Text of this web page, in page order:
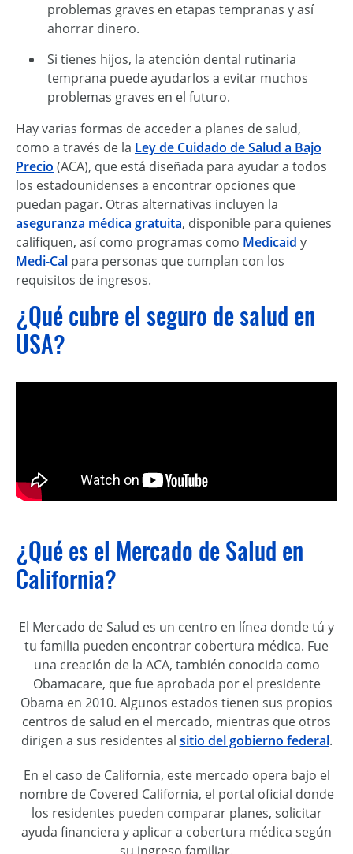
problemas graves en etapas tempranas y así
ahorrar dinero.
Si tienes hijos, la atención dental rutinaria
temprana puede ayudarlos a evitar muchos
problemas graves en el futuro.
Hay varias formas de acceder a planes de salud,
como a través de la Ley de Cuidado de Salud a Bajo
Precio (ACA), que está diseñada para ayudar a todos
los estadounidenses a encontrar opciones que
puedan pagar. Otras alternativas incluyen la
aseguranza médica gratuita, disponible para quienes
califiquen, así como programas como Medicaid y
Medi-Cal para personas que cumplan con los
requisitos de ingresos.
¿Qué cubre el seguro de salud en
USA?
¿Qué es el Mercado de Salud en
California?
El Mercado de Salud es un centro en línea donde tú y
tu familia pueden encontrar cobertura médica. Fue
una creación de la ACA, también conocida como
Obamacare, que fue aprobada por el presidente
Obama en 2010. Algunos estados tienen sus propios
centros de salud en el mercado, mientras que otros
dirigen a sus residentes al sitio del gobierno federal.
En el caso de California, este mercado opera bajo el
nombre de Covered California, el portal oficial donde
los residentes pueden comparar planes, solicitar
ayuda financiera y aplicar a cobertura médica según